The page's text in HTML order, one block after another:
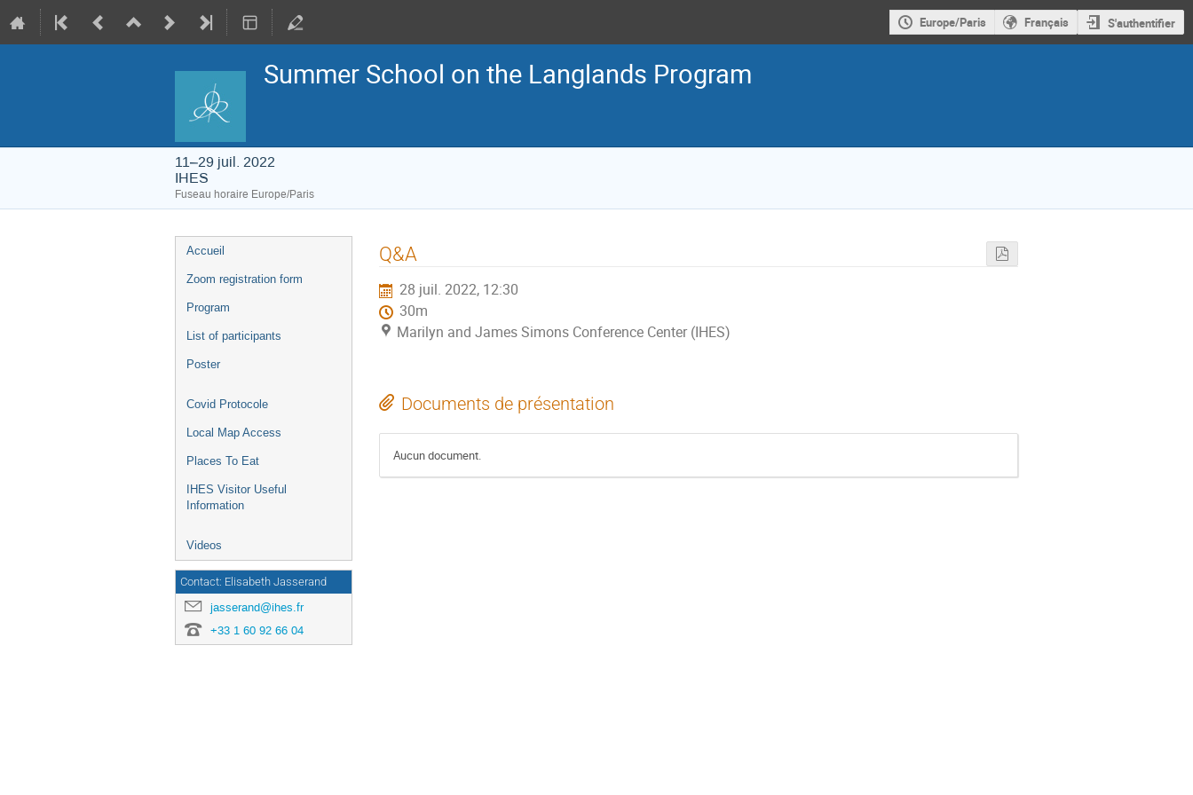
Europe/Paris Français S'authentifier
Summer School on the Langlands Program
11–29 juil. 2022
IHES
Fuseau horaire Europe/Paris
Menu
de
l'événement
Accueil
Zoom registration form
Program
List of participants
Poster
Covid Protocole
Local Map Access
Places To Eat
IHES Visitor Useful
Information
Videos
Contact: Elisabeth Jasserand
jasserand@ihes.fr
+33 1 60 92 66 04
Q&A
28 juil. 2022, 12:30
30m
Marilyn and James Simons Conference Center (IHES)
Documents de présentation
Aucun document.